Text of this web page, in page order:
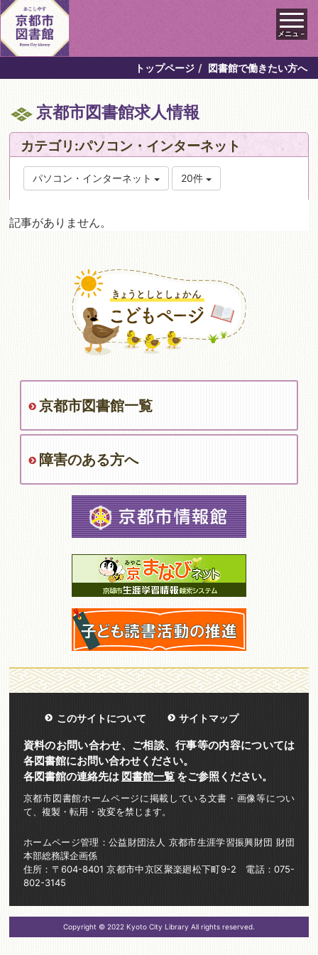
メニュ－
トップページ 図書館で働きたい方へ
京都市図書館求人情報
カテゴリ:パソコン・インターネット
パソコン・インターネット 20件
記事がありません。
京都市図書館一覧
障害のある方へ
このサイトについて サイトマップ
資料のお問い合わせ、ご相談、行事等の内容については
各図書館にお問い合わせください。
各図書館の連絡先は 図書館一覧をご参照ください。
京都市図書館ホームページに掲載している文書・画像等につい
て、複製・転用・改変を禁じます。
ホームページ管理：公益財団法人 京都市生涯学習振興財団 財団
本部総務課企画係
住所：〒604-8401 京都市中京区聚楽廻松下町9-2 電話：075-
802-3145
Copyright © 2022 Kyoto City Library All rights reserved.